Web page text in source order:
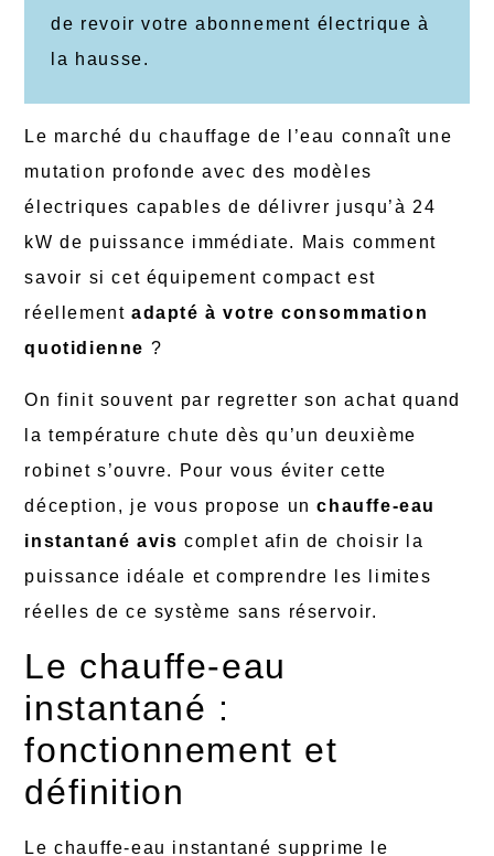
de revoir votre abonnement électrique à
la hausse.
Le marché du chauffage de l’eau connaît une
mutation profonde avec des modèles
électriques capables de délivrer jusqu’à 24
kW de puissance immédiate. Mais comment
savoir si cet équipement compact est
réellementadapté à votre consommation
quotidienne ?
On finit souvent par regretter son achat quand
la température chute dès qu’un deuxième
robinet s’ouvre. Pour vous éviter cette
déception, je vous propose unchauffe-eau
instantané aviscomplet afin de choisir la
puissance idéale et comprendre les limites
réelles de ce système sans réservoir.
Le chauffe-eau
instantané :
fonctionnement et
définition
Le chauffe-eau instantané supprime le